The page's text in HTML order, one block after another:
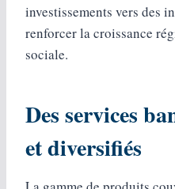
investissements vers des
renforcer la croissance
sociale.
Des services
et diversifiés